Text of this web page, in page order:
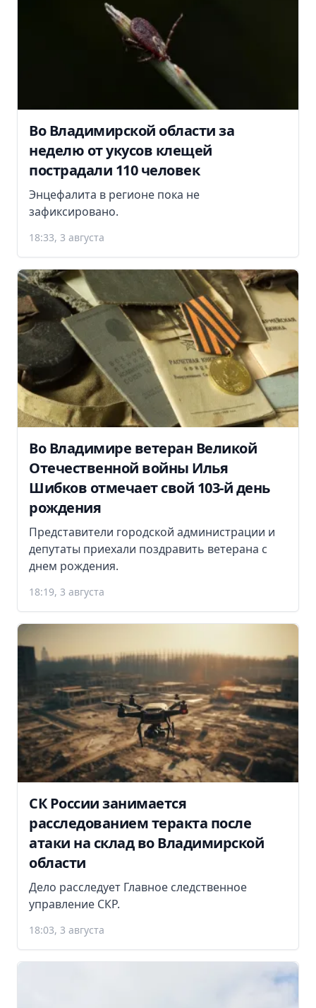
Во Владимирской области за
неделю от укусов клещей
пострадали 110 человек
Энцефалита в регионе пока не
зафиксировано.
18:33, 3 августа
Во Владимире ветеран Великой
Отечественной войны Илья
Шибков отмечает свой 103-й день
рождения
Представители городской администрации и
депутаты приехали поздравить ветерана с
днем рождения.
18:19, 3 августа
СК России занимается
расследованием теракта после
атаки на склад во Владимирской
области
Дело расследует Главное следственное
управление СКР.
18:03, 3 августа